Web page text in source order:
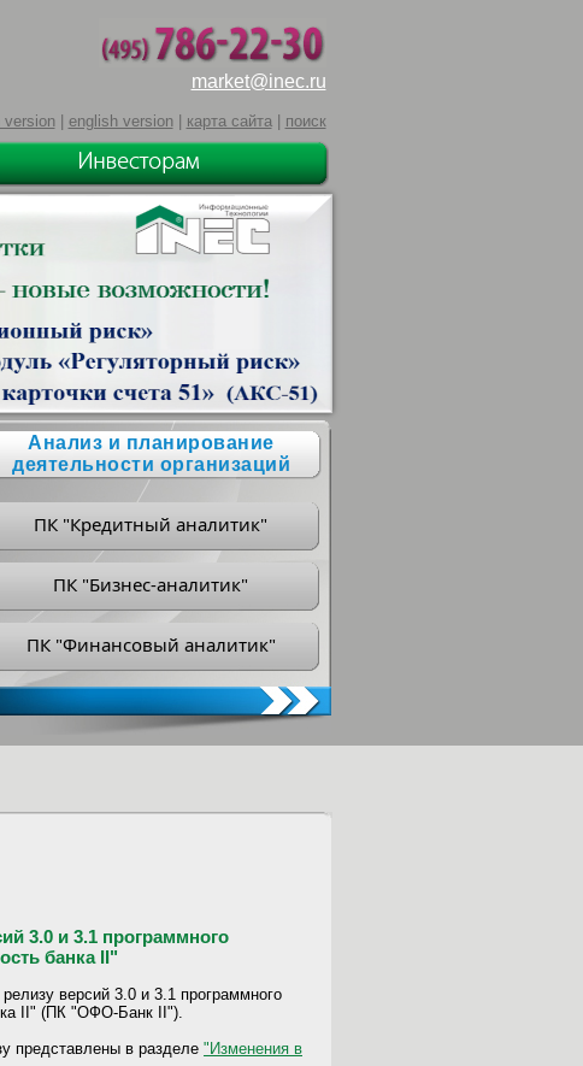
market@inec.ru
version| english version| карта сайта| поиск
Анализ и планирование
деятельности организаций
ПК "Кредитный аналитик"
ПК "Бизнес-аналитик"
ПК "Финансовый аналитик"
3.0 и 3.1 программного
банка II"
версий 3.0 и 3.1 программного
II" (ПК "ОФО-Банк II").
представлены в разделе "Изменения в